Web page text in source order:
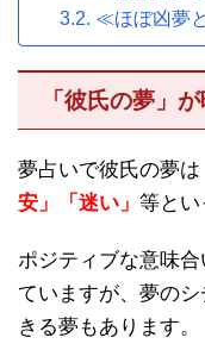
≪ほぼ凶夢
「彼氏の夢」
夢占いで彼氏の夢は
安」「迷い」 等とい
ポジティブな意味
ていますが、夢の
きる夢もあります。